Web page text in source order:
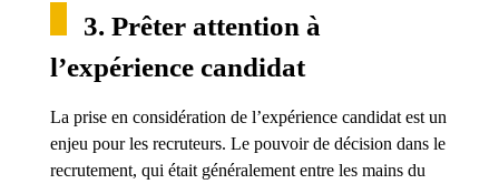
3. Prêter attention à
l’expérience candidat
La prise en considération de l’expérience candidat est un
enjeu pour les recruteurs. Le pouvoir de décision dans le
recrutement, qui était généralement entre les mains du